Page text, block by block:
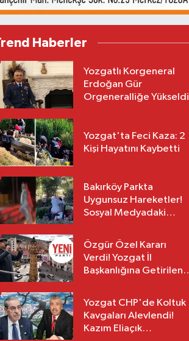
Haberler
Yozgatlı Korgeneral
Erdoğan Gür
Orgeneralliğe Yükseldi
Yozgat'ta Feci Kaza: 2
Kişi Hayatını Kaybetti
Bakırköy Parkta
Uygunsuz Hareketler!
Sosyal Medyadaki
Gözaltı
Özgür Özel Kararı
Verdi! Yozgat İl
Başkanlığına Getirilen
Yozgat CHP'de Koltuk
Kavgaları Alevlendi!
Kazım Eliaçık